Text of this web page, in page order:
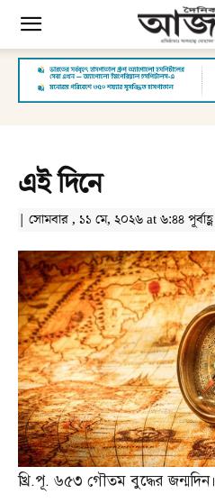
এই দিনে
| সোমবার , ১১ মে, ২০২৬ at ৬:৪৪ পূর্বাহ্ণ
খ্রি.পূ. ৬৫৩ গৌতম বুদ্ধের জন্মদিন।